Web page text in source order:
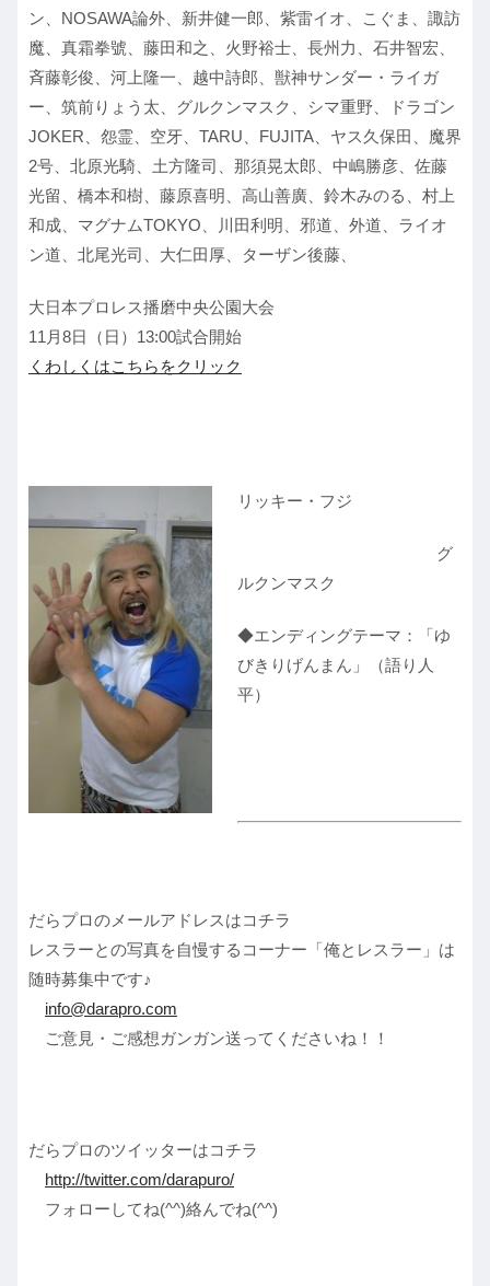
ン、NOSAWA論外、新井健一郎、紫雷イオ、こぐま、諏訪
魔、真霜拳號、藤田和之、火野裕士、長州力、石井智宏、
斉藤彰俊、河上隆一、越中詩郎、獣神サンダー・ライガ
ー、筑前りょう太、グルクンマスク、シマ重野、ドラゴン
JOKER、怨霊、空牙、TARU、FUJITA、ヤス久保田、魔界
2号、北原光騎、土方隆司、那須晃太郎、中嶋勝彦、佐藤
光留、橋本和樹、藤原喜明、高山善廣、鈴木みのる、村上
和成、マグナムTOKYO、川田利明、邪道、外道、ライオ
ン道、北尾光司、大仁田厚、ターザン後藤、
大日本プロレス播磨中央公園大会
11月8日（日）13:00試合開始
くわしくはこちらをクリック
リッキー・フジ
グ
ルクンマスク
◆エンディングテーマ：「ゆ
びきりげんまん」（語り人
平）
だらプロのメールアドレスはコチラ
レスラーとの写真を自慢するコーナー「俺とレスラー」は
随時募集中です♪
info@darapro.com
ご意見・ご感想ガンガン送ってくださいね！！
だらプロのツイッターはコチラ
http://twitter.com/darapuro/
フォローしてね(^^)絡んでね(^^)